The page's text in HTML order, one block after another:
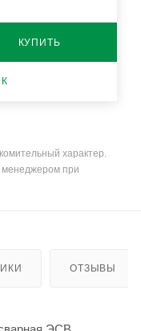
КУПИТЬ
характер.
менеджером при
ОТЗЫВЫ